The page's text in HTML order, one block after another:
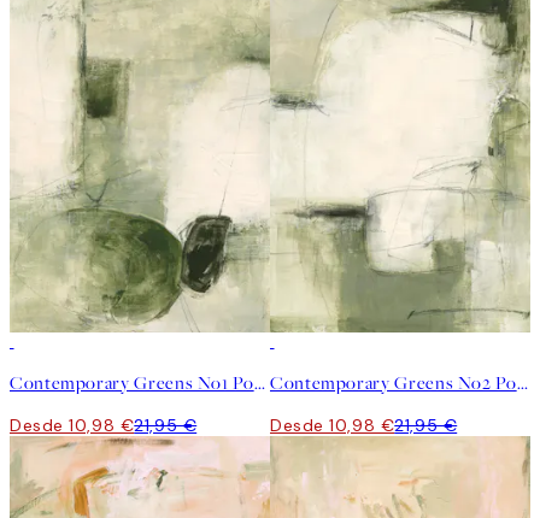
Contemporary Greens No1 Poster
Desde 10,98 €21,95 €
Contemporary Greens No2 Poster
Desde 10,98 €21,95 €